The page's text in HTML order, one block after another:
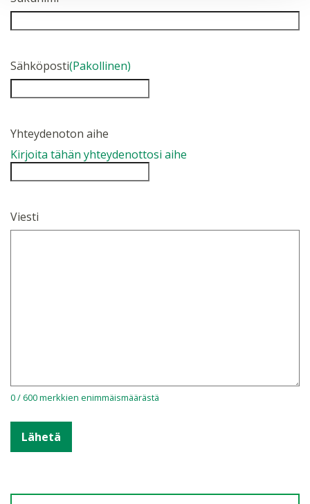
Sähköposti(Pakollinen)
Yhteydenoton aihe
Kirjoita tähän yhteydenottosi aihe
Viesti
0 / 600 merkkien enimmäismäärästä